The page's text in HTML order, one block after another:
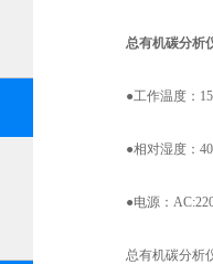
总有机碳分析
●工作温度：
●相对湿度：
●电源：
总有机碳分析